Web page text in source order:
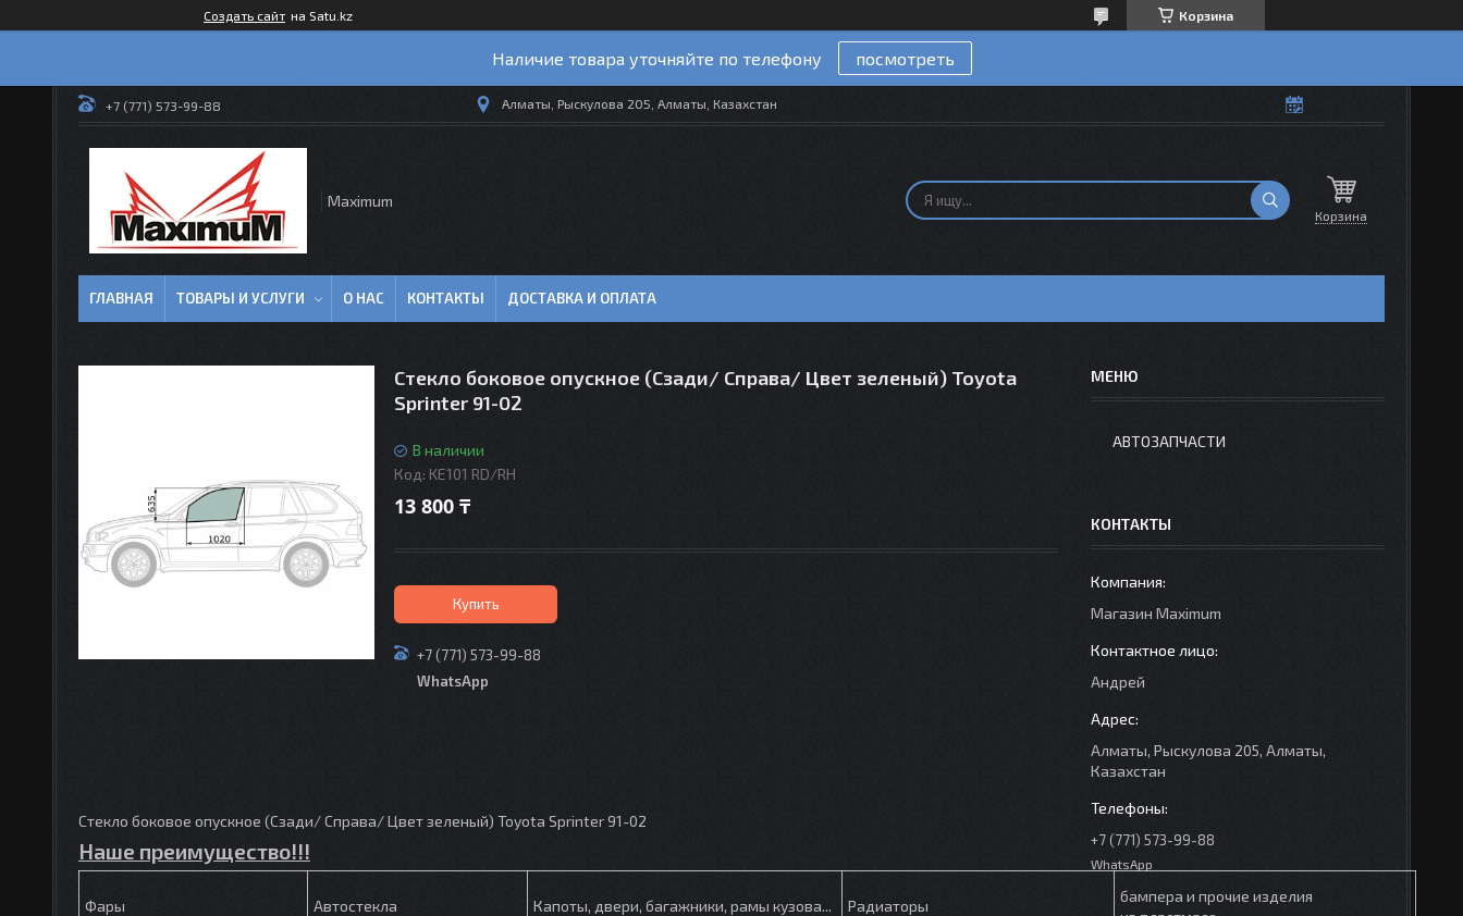
Создать сайт на Satu.kz Корзина
Наличие товара уточняйте по телефону посмотреть
+7 (771) 573-99-88 Алматы, Рыскулова 205, Алматы, Казахстан
Maximum
Корзина
ГЛАВНАЯ ТОВАРЫ И УСЛУГИ О НАС КОНТАКТЫ ДОСТАВКА И ОПЛАТА
Стекло боковое опускное (Сзади/ Справа/ Цвет зеленый) Toyota
Sprinter 91-02
В наличии
Код: KE101 RD/RH
13 800 ₸
Купить
+7 (771) 573-99-88
WhatsApp
Стекло боковое опускное (Сзади/ Справа/ Цвет зеленый) Toyota Sprinter 91-02
Наше преимущество!!!
Фары Автостекла Капоты, двери, багажники, рамы кузова... Радиаторы
бампера и прочие изделия
АВТОЗАПЧАСТИ
КОНТАКТЫ
Mагазин Maximum
Андрей
Алматы, Рыскулова 205, Алматы,
Казахстан
+7 (771) 573-99-88
WhatsApp